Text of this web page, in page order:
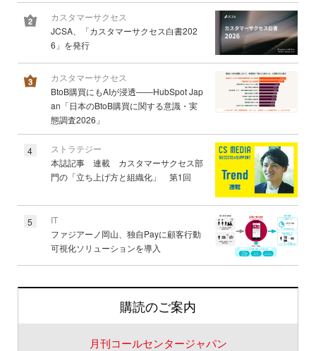
カスタマーサクセス
JCSA、「カスタマーサクセス白書202
6」を発行
カスタマーサクセス
BtoB購買にもAIが浸透――HubSpot Jap
an「日本のBtoB購買に関する意識・実
態調査2026」
4
ストラテジー
本誌記事 連載 カスタマーサクセス部
門の「立ち上げ方と組織化」 第1回
5
IT
ファジアーノ岡山、独自Payに顧客行動
可視化ソリューションを導入
購読のご案内
月刊コールセンタージャパン